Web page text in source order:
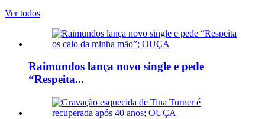
Ver todos
Raimundos lança novo single e pede
“Respeita...